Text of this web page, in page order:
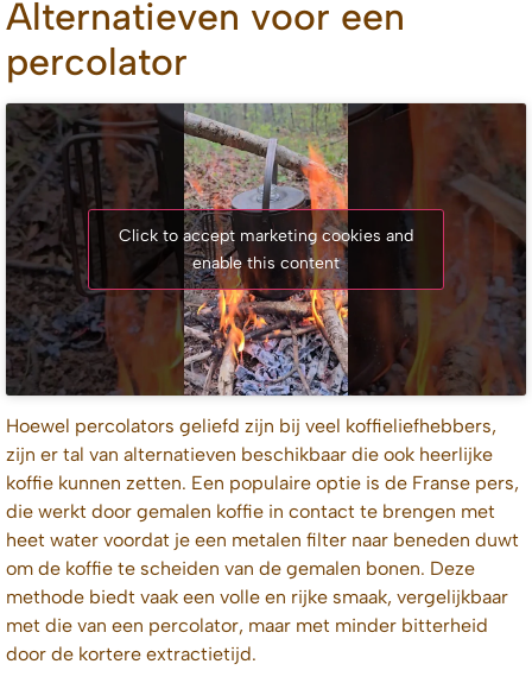
Alternatieven voor een
percolator
Click to accept marketing cookies and
enable this content
Hoewel percolators geliefd zijn bij veel koffieliefhebbers,
zijn er tal van alternatieven beschikbaar die ook heerlijke
koffie kunnen zetten. Een populaire optie is de Franse pers,
die werkt door gemalen koffie in contact te brengen met
heet water voordat je een metalen filter naar beneden duwt
om de koffie te scheiden van de gemalen bonen. Deze
methode biedt vaak een volle en rijke smaak, vergelijkbaar
met die van een percolator, maar met minder bitterheid
door de kortere extractietijd.